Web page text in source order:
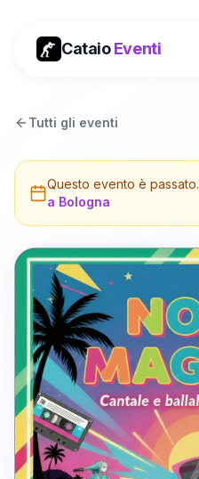
CataioEventi
Tutti gli eventi
Questo evento è passato.
a Bologna